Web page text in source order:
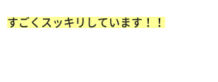
すごくスッキリしています！！